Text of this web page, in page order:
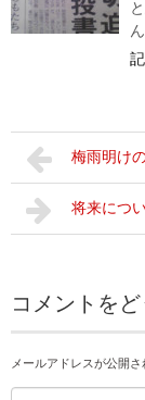
梅雨明け
将来につ
コメントを
メールアドレスが公開さ